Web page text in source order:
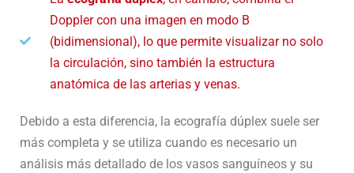
Doppler con una imagen en modo B
(bidimensional), lo que permite visualizar no solo
la circulación, sino también la estructura
anatómica de las arterias y venas.
Debido a esta diferencia, la ecografía dúplex suele ser
más completa y se utiliza cuando es necesario un
análisis más detallado de los vasos sanguíneos y su